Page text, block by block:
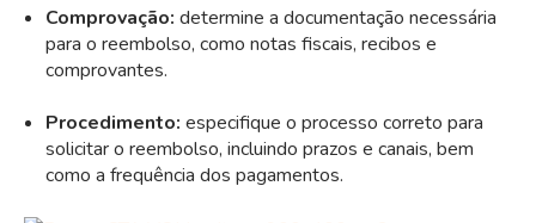
Comprovação: determine a documentação necessária
para o reembolso, como notas fiscais, recibos e
comprovantes.
Procedimento: especifique o processo correto para
solicitar o reembolso, incluindo prazos e canais, bem
como a frequência dos pagamentos.